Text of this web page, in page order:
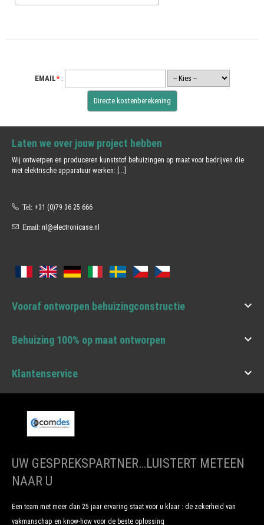
EMAIL*:
Laten we over jouw project hebben
Wij ontwerpen en produceren kunststof behuizingen op maat voor bedrijven die
met elektrische apparatuur werken: [...]
Tel: +31 (0)79 36 25 666
Email: nl@electronicase.nl
Vooraf ontworpen behuizingconstructie 
Behuizing 100% op maat ontworpen 
Klantenservice 
UW GESPREKSPARTNER…LUISTERT METEEN
NAAR U
Een team met meer dan 25 jaar ervaring staat voor u klaar : de zekerheid van
vakmanschap en know-how voor de beste oplossing